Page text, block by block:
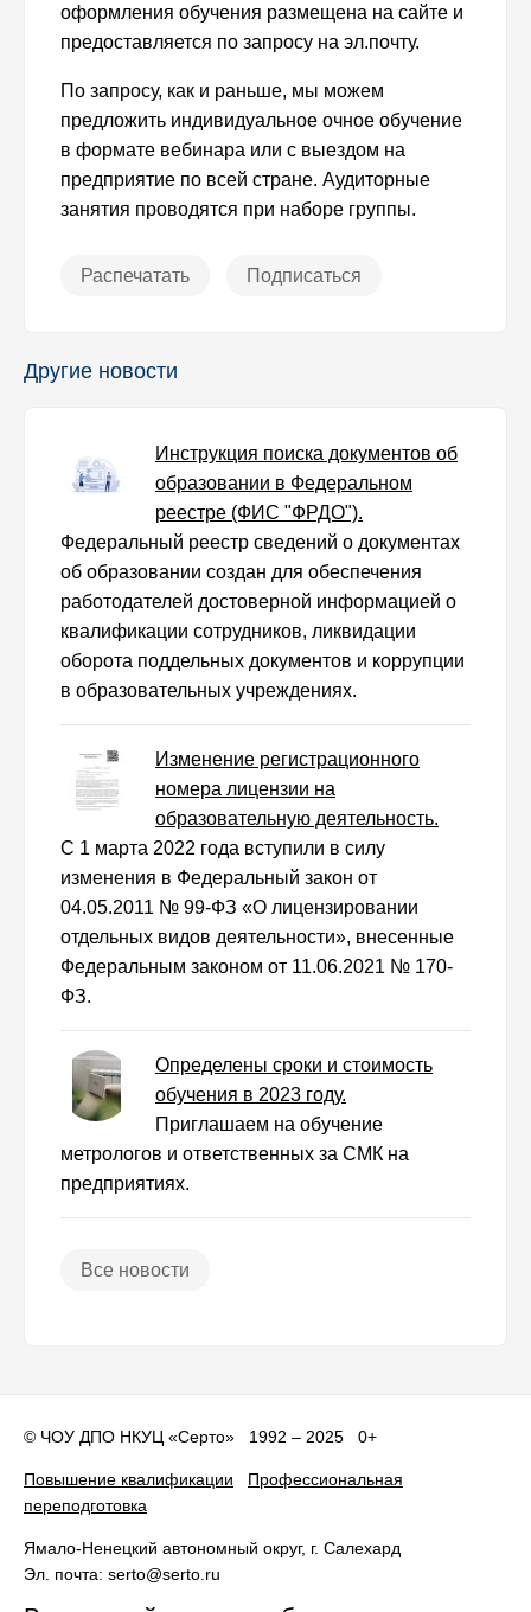
оформления обучения размещена на сайте и
предоставляется по запросу на эл.почту.
По запросу, как и раньше, мы можем
предложить индивидуальное очное обучение
в формате вебинара или с выездом на
предприятие по всей стране. Аудиторные
занятия проводятся при наборе группы.
Распечатать Подписаться
Другие новости
Инструкция поиска документов об
образовании в Федеральном
реестре (ФИС "ФРДО").
Федеральный реестр сведений о документах
об образовании создан для обеспечения
работодателей достоверной информацией о
квалификации сотрудников, ликвидации
оборота поддельных документов и коррупции
в образовательных учреждениях.
Изменение регистрационного
номера лицензии на
образовательную деятельность.
С 1 марта 2022 года вступили в силу
изменения в Федеральный закон от
04.05.2011 № 99-ФЗ «О лицензировании
отдельных видов деятельности», внесенные
Федеральным законом от 11.06.2021 № 170-
ФЗ.
Определены сроки и стоимость
обучения в 2023 году.
Приглашаем на обучение
метрологов и ответственных за СМК на
предприятиях.
Все новости
© ЧОУ ДПО НКУЦ «Серто» 1992 – 2025 0+
Повышение квалификации
Профессиональная
переподготовка
Ямало-Ненецкий автономный округ, г. Салехард
Эл. почта: serto@serto.ru